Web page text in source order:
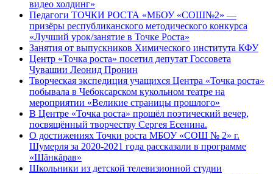
видео холдинг»
Педагоги ТОЧКИ РОСТА «МБОУ «СОШ№2» —
призёры республиканского методического конкурса
«Лучший урок/занятие в Точке Роста»
Занятия от выпускников Химического института КФУ
Центр «Точка роста» посетил депутат Госсовета
Чувашии Леонид Пронин
Творческая экспедиция учащихся Центра «Точка роста»
побывала в Чебоксарском кукольном театре на
мероприятии «Великие страницы прошлого»
В Центре «Точка роста» прошёл поэтический вечер,
посвящённый творчеству Сергея Есенина.
О достижениях Точки роста МБОУ «СОШ № 2» г.
Шумерля за 2020-2021 года рассказали в программе
«Шăнкăрав»
Школьники из детской телевизионной студии